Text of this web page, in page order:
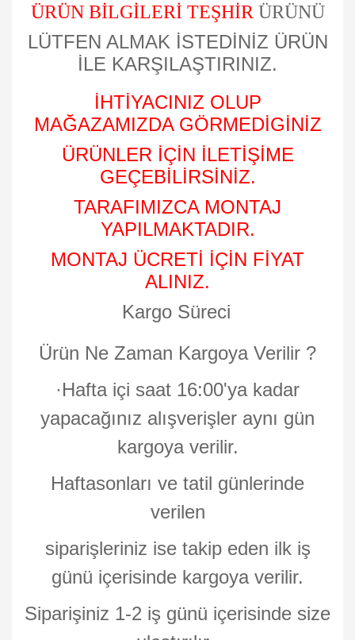
ÜRÜN BİLGİLERİ TEŞHİR ÜRÜNÜ
LÜTFEN ALMAK İSTEDİNİZ ÜRÜN
İLE KARŞILAŞTIRINIZ.
İHTİYACINIZ OLUP
MAĞAZAMIZDA GÖRMEDİGİNİZ
ÜRÜNLER İÇİN İLETİŞİME
GEÇEBİLİRSİNİZ.
TARAFIMIZCA MONTAJ
YAPILMAKTADIR.
MONTAJ ÜCRETİ İÇİN FİYAT
ALINIZ.
Kargo Süreci
Ürün Ne Zaman Kargoya Verilir ?
·Hafta içi saat 16:00'ya kadar
yapacağınız alışverişler aynı gün
kargoya verilir.
Haftasonları ve tatil günlerinde
verilen
siparişleriniz ise takip eden ilk iş
günü içerisinde kargoya verilir.
Siparişiniz 1-2 iş günü içerisinde size